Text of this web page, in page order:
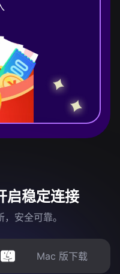
启稳定连接
安全可靠。
Mac 版下载